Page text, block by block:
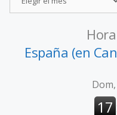
España (en